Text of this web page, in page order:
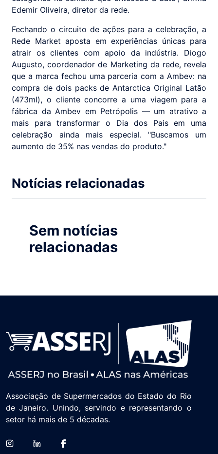
Edemir Oliveira, diretor da rede.
Fechando o circuito de ações para a celebração, a
Rede Market aposta em experiências únicas para
atrair os clientes com apoio da indústria. Diogo
Augusto, coordenador de Marketing da rede, revela
que a marca fechou uma parceria com a Ambev: na
compra de dois packs de Antarctica Original Latão
(473ml), o cliente concorre a uma viagem para a
fábrica da Ambev em Petrópolis — um atrativo a
mais para transformar o Dia dos Pais em uma
celebração ainda mais especial. "Buscamos um
aumento de 35% nas vendas do produto."
Notícias relacionadas
Sem notícias
relacionadas
Associação de Supermercados do Estado do Rio
de Janeiro. Unindo, servindo e representando o
setor há mais de 5 décadas.